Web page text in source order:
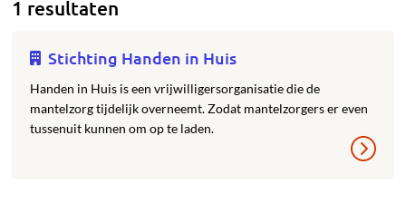
1 resultaten
Stichting Handen in Huis
Handen in Huis is een vrijwilligersorganisatie die de
mantelzorg tijdelijk overneemt. Zodat mantelzorgers er even
tussenuit kunnen om op te laden.